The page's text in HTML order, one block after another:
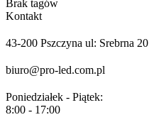
Brak tagów
Kontakt
43-200 Pszczyna ul: Srebrna 20
biuro@pro-led.com.pl
Poniedziałek - Piątek:
8:00 - 17:00